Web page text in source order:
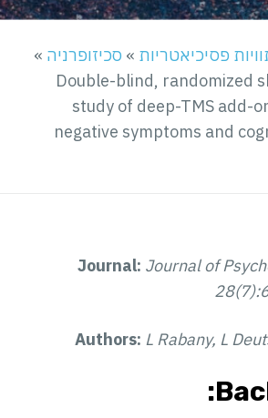
פסיכיאטריות » סכיזופרניה »
Double-blind, randomized
study of deep-TMS add-
negative symptoms and
Journal: Journal of
Authors: L Rabany, L